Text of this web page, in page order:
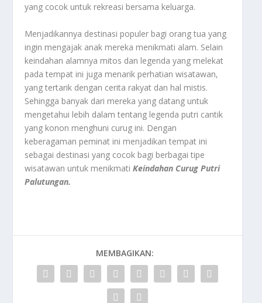
yang cocok untuk rekreasi bersama keluarga.
Menjadikannya destinasi populer bagi orang tua yang
ingin mengajak anak mereka menikmati alam. Selain
keindahan alamnya mitos dan legenda yang melekat
pada tempat ini juga menarik perhatian wisatawan,
yang tertarik dengan cerita rakyat dan hal mistis.
Sehingga banyak dari mereka yang datang untuk
mengetahui lebih dalam tentang legenda putri cantik
yang konon menghuni curug ini. Dengan
keberagaman peminat ini menjadikan tempat ini
sebagai destinasi yang cocok bagi berbagai tipe
wisatawan untuk menikmatiKeindahan Curug Putri
Palutungan.
MEMBAGIKAN: